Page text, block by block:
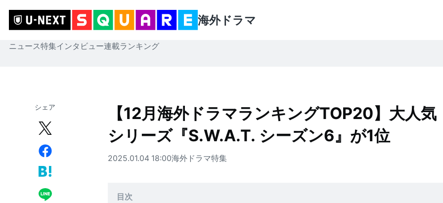
海外ドラマ
ニュース特集インタビュー連載ランキング
シェア
【12月海外ドラマランキングTOP20】大人気
シリーズ『S.W.A.T. シーズン6』が1位
2025.01.04 18:00海外ドラマ特集
目次